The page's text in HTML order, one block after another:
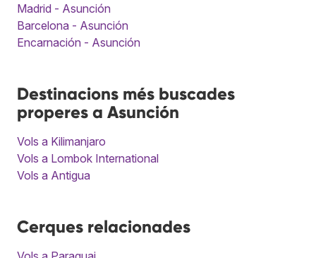
Madrid - Asunción
Barcelona - Asunción
Encarnación - Asunción
Destinacions més buscades
properes a Asunción
Vols a Kilimanjaro
Vols a Lombok International
Vols a Antigua
Cerques relacionades